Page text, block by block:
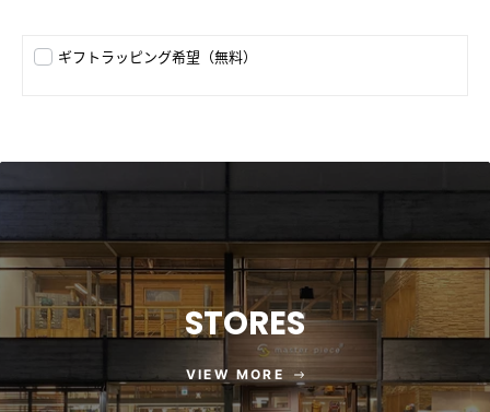
ギフトラッピング希望（無料）
STORES
VIEW MORE